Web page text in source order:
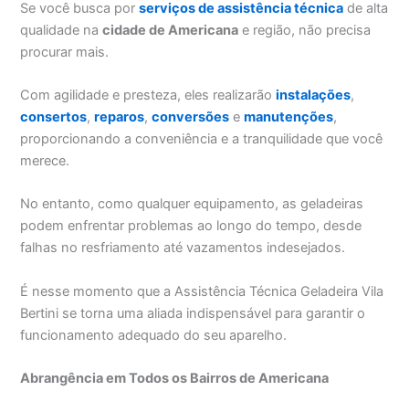
Se você busca porserviços de assistência técnica de alta
qualidade nacidade de Americana e região, não precisa
procurar mais.
Com agilidade e presteza, eles realizarãoinstalações,
consertos,reparos,conversões emanutenções,
proporcionando a conveniência e a tranquilidade que você
merece.
No entanto, como qualquer equipamento, as geladeiras
podem enfrentar problemas ao longo do tempo, desde
falhas no resfriamento até vazamentos indesejados.
É nesse momento que a Assistência Técnica Geladeira Vila
Bertini se torna uma aliada indispensável para garantir o
funcionamento adequado do seu aparelho.
Abrangência em Todos os Bairros de Americana